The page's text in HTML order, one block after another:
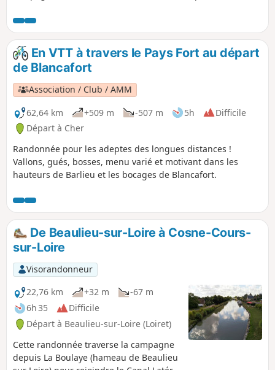
lavoirs et le village de Sury-en-Vaux, ses belles maisons
anciennes et son église. Randonnée conçue par l'Office de
Tourisme du Grand Sancerrois.
En VTT à travers le Pays Fort au départ
de Blancafort
Association / Club / AMM
62,64 km
+509 m -507 m 5h
Difficile
Départ à Cher
Randonnée pour les adeptes des longues distances !
Vallons, gués, bosses, menu varié et motivant dans les
hauteurs de Barlieu et les bocages de Blancafort.
De Beaulieu-sur-Loire à Cosne-Cours-
sur-Loire
Visorandonneur
22,76 km
+32 m
-67 m
6h 35
Difficile
Départ à Beaulieu-sur-Loire (Loiret)
Cette randonnée traverse la campagne
depuis La Boulaye (hameau de Beaulieu